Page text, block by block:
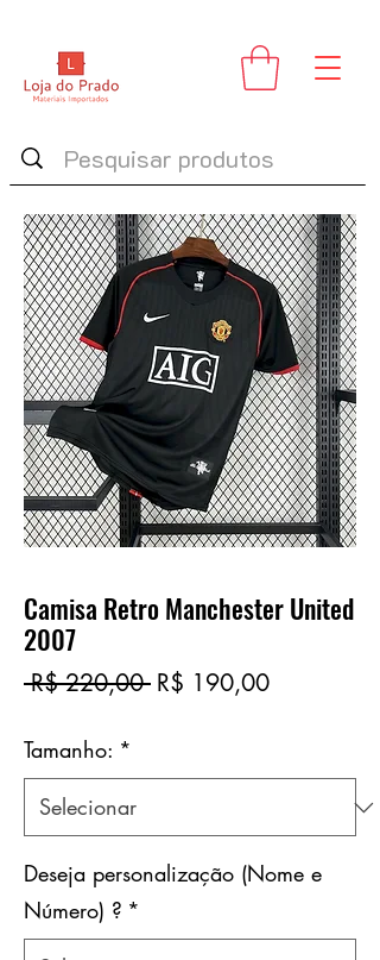
Camisa Retro Manchester United
2007
R$ 220,00 Preço
R$ 190,00Preço
Tamanho: *
Deseja personalização (Nome e
Número) ? *